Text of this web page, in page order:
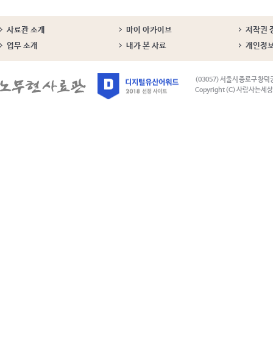
사료관 소개 마이 아카이브
저작권
업무 소개
내가 본 사료 개인정
(03057) 서울시 종로구 창덕
Copyright (C) 사람사는세